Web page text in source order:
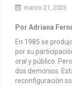
marzo 21, 2023
Por Adriana
En 1985 se
por su
oral y público.
dos demonios.
reconfiguración